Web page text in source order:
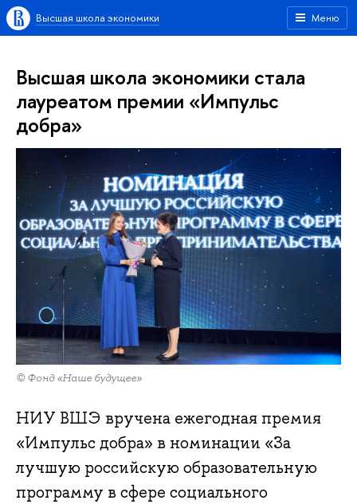
Меню
Высшая школа экономики
Высшая школа экономики стала
лауреатом премии «Импульс
добра»
© Фонд «Наше будущее»
НИУ ВШЭ вручена ежегодная премия
«Импульс добра» в номинации «За
лучшую российскую образовательную
программу в сфере социального